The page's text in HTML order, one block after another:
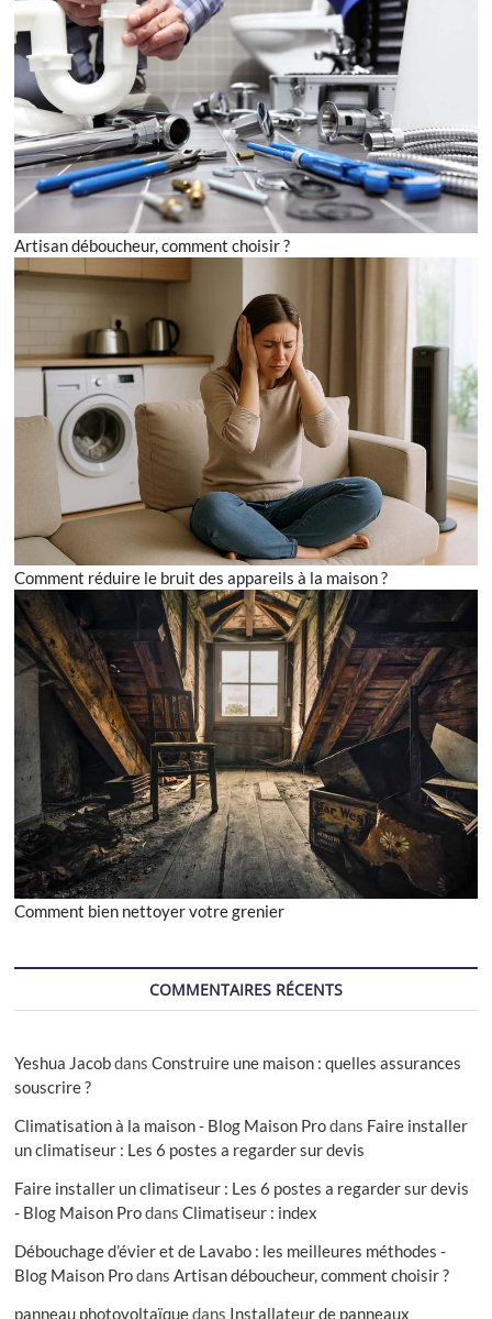
Artisan déboucheur, comment choisir ?
Comment réduire le bruit des appareils à la maison ?
Comment bien nettoyer votre grenier
COMMENTAIRES RÉCENTS
Yeshua JacobdansConstruire une maison : quelles assurances
souscrire ?
Climatisation à la maison - Blog Maison Prodans Faire installer
un climatiseur : Les 6 postes a regarder sur devis
Faire installer un climatiseur : Les 6 postes a regarder sur devis
- Blog Maison ProdansClimatiseur : index
Débouchage d’évier et de Lavabo : les meilleures méthodes -
Blog Maison ProdansArtisan déboucheur, comment choisir ?
panneau photovoltaïquedans Installateur de panneaux